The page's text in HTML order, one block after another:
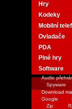
Hry
Kodeky
Mobilní
Ovladače
PDA
Plné hry
Software
Audio
Spyware
Download
Google
Zip